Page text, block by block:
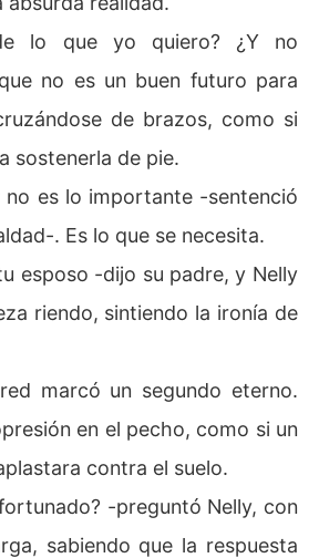
lo que yo quiero? ¿Y no
no es un buen futuro para
de brazos, como si
sostenerla de pie.
no es lo importante -sentenció
. Es lo que se necesita.
esposo -dijo su padre, y Nelly
riendo, sintiendo la ironía de
marcó un segundo eterno.
en el pecho, como si un
contra el suelo.
-preguntó Nelly, con
sabiendo que la respuesta